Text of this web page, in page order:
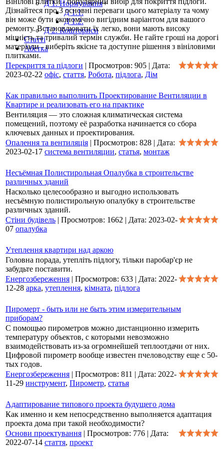
Д 1. Нормування+
Д 1.1.
Д 1.2.
Д 2. Кошториси
Статті
Абетка
Дізнайтеся про 3 основні переваги цього матеріалу та чому
він може бути економічно вигідним варіантом для вашого
ремонту. Встановлювати їх легко, вони мають високу
міцність та тривалий термін служби. Не гайте гроші на дорогі
матеріали - виберіть якісне та доступне рішення з вініловими
плитками.
Перекриття та підлоги | Просмотров: 905 | Дата:
2023-02-22 офіс, стаття, Робота, підлога, Дім
Как правильно выполнить Проектирование Вентиляции в
Квартире и реализовать его на практике
Вентиляция — это сложная климатическая система
помещений, поэтому её разработка начинается со сбора
ключевых данных и проектирования.
Опалення та вентиляція | Просмотров: 828 | Дата:
2023-02-17 система вентиляции, статья, монтаж
Несъёмная Полистирольная Опалубка в строительстве
различных зданий
Насколько целесообразно и выгодно использовать
несъёмную полистирольную опалубку в строительстве
различных зданий.
Стіни будівель | Просмотров: 1662 | Дата: 2023-02-
07 опалубка
Утеплення квартири над аркою
Головна порада, утепліть підлогу, тільки паробар'єр не
забудьте поставити.
Енергозбереження | Просмотров: 633 | Дата: 2022-
12-28 арка, утеплення, кімната, підлога
Пиромерт - быть или не быть этим измерительным
приборам?
С помощью пирометров можно дистанционно измерить
температуру объектов, с которыми невозможно
взаимодействовать из-за огромнейшей теплоотдачи от них.
Цифровой пирометр вообще известен пчеловодству еще с 50-
тых годов.
Енергозбереження | Просмотров: 811 | Дата: 2022-
11-29 инструмент, Пирометр, статья
Адаптирование типового проекта будущего дома
Как именно и кем непосредственно выполняется адаптация
проекта дома при такой необходимости?
Основи проектування | Просмотров: 776 | Дата:
2022-07-14 стаття, проект